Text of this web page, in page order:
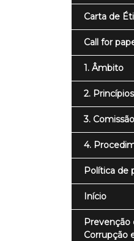
Carta de
Call for
1. Âmbito
2.
3.
4.
Política de
Início
Prevenção
Corrupção